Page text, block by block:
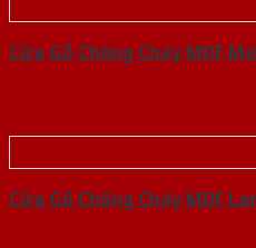
Cửa Gỗ Chống Cháy MDF
Cửa Gỗ Chống Cháy MDF